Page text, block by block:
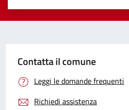
Valuta 5 stelle su 5
Valuta 4 stelle su 5
Valuta 3 stelle su 5
Valuta 2 stelle su 5
Valuta 1 stelle su 5
Contatta il comune
Leggi le domande frequenti
Richiedi assistenza